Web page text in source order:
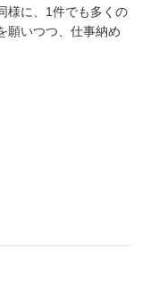
様に、1件でも多くの
願いつつ、仕事納め